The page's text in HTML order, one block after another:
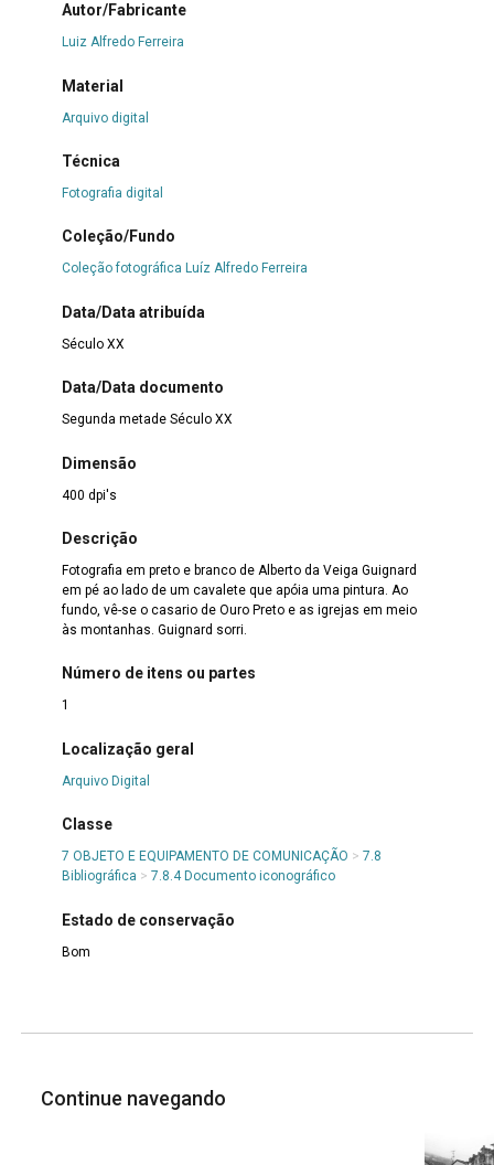
Autor/Fabricante
Luiz Alfredo Ferreira
Material
Arquivo digital
Técnica
Fotografia digital
Coleção/Fundo
Coleção fotográfica Luíz Alfredo Ferreira
Data/Data atribuída
Século XX
Data/Data documento
Segunda metade Século XX
Dimensão
400 dpi's
Descrição
Fotografia em preto e branco de Alberto da Veiga Guignard
em pé ao lado de um cavalete que apóia uma pintura. Ao
fundo, vê-se o casario de Ouro Preto e as igrejas em meio
às montanhas. Guignard sorri.
Número de itens ou partes
1
Localização geral
Arquivo Digital
Classe
7 OBJETO E EQUIPAMENTO DE COMUNICAÇÃO > 7.8
Bibliográfica > 7.8.4 Documento iconográfico
Estado de conservação
Bom
Continue navegando